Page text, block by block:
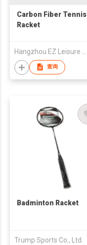
Carbon Fiber Tennis
Racket
查询
Badminton Racket
Trump Sports Co., Ltd.